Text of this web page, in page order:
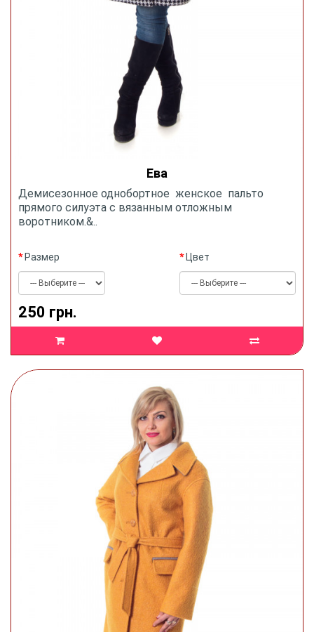
Ева
Демисезонное однобортное женское пальто
прямого силуэта с вязанным отложным
воротником.&..
Размер Цвет
250 грн.